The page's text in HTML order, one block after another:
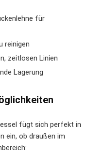
für
reinigen
zeitlosen Linien
Lagerung
fügt sich perfekt in
ein, ob draußen im